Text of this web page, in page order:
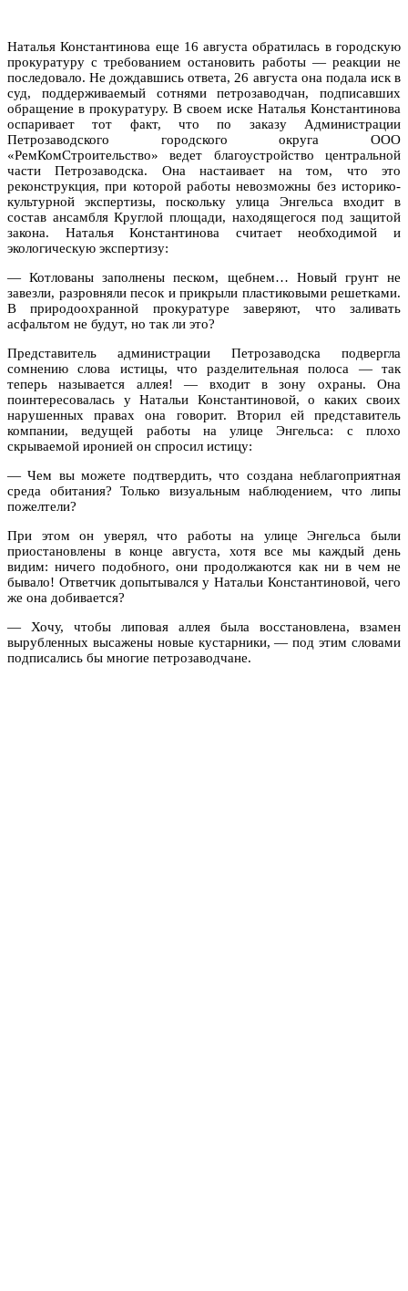
Наталья Константинова еще 16 августа обратилась в городскую
прокуратуру с требованием остановить работы — реакции не
последовало. Не дождавшись ответа, 26 августа она подала иск в
суд, поддерживаемый сотнями петрозаводчан, подписавших
обращение в прокуратуру. В своем иске Наталья Константинова
оспаривает тот факт, что по заказу Администрации
Петрозаводского городского округа ООО
«РемКомСтроительство» ведет благоустройство центральной
части Петрозаводска. Она настаивает на том, что это
реконструкция, при которой работы невозможны без историко-
культурной экспертизы, поскольку улица Энгельса входит в
состав ансамбля Круглой площади, находящегося под защитой
закона. Наталья Константинова считает необходимой и
экологическую экспертизу:
— Котлованы заполнены песком, щебнем… Новый грунт не
завезли, разровняли песок и прикрыли пластиковыми решетками.
В природоохранной прокуратуре заверяют, что заливать
асфальтом не будут, но так ли это?
Представитель администрации Петрозаводска подвергла
сомнению слова истицы, что разделительная полоса — так
теперь называется аллея! — входит в зону охраны. Она
поинтересовалась у Натальи Константиновой, о каких своих
нарушенных правах она говорит. Вторил ей представитель
компании, ведущей работы на улице Энгельса: с плохо
скрываемой иронией он спросил истицу:
— Чем вы можете подтвердить, что создана неблагоприятная
среда обитания? Только визуальным наблюдением, что липы
пожелтели?
При этом он уверял, что работы на улице Энгельса были
приостановлены в конце августа, хотя все мы каждый день
видим: ничего подобного, они продолжаются как ни в чем не
бывало! Ответчик допытывался у Натальи Константиновой, чего
же она добивается?
— Хочу, чтобы липовая аллея была восстановлена, взамен
вырубленных высажены новые кустарники, — под этим словами
подписались бы многие петрозаводчане.